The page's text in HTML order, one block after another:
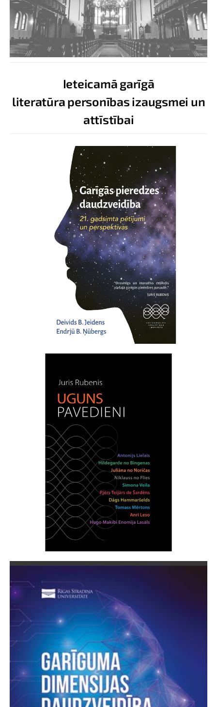
Ieteicamā garīgā
literatūra personības izaugsmei un
attīstībai